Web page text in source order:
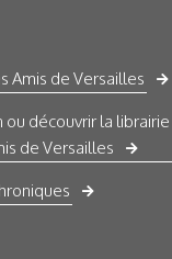
Amis de Versailles
ou découvrir la
de Versailles